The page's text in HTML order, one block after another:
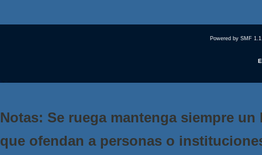
Powered by SMF
Notas: Se ruega mantenga siempre
que ofendan a personas o